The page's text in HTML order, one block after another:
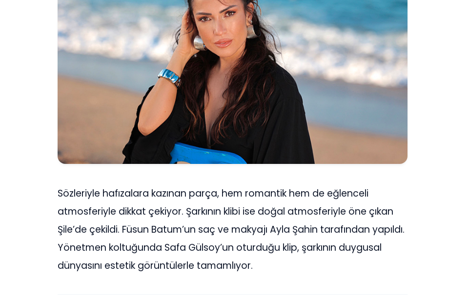
Sözleriyle hafızalara kazınan parça, hem romantik hem de eğlenceli
atmosferiyle dikkat çekiyor. Şarkının klibi ise doğal atmosferiyle öne çıkan
Şile’de çekildi. Füsun Batum’un saç ve makyajı Ayla Şahin tarafından yapıldı.
Yönetmen koltuğunda Safa Gülsoy’un oturduğu klip, şarkının duygusal
dünyasını estetik görüntülerle tamamlıyor.